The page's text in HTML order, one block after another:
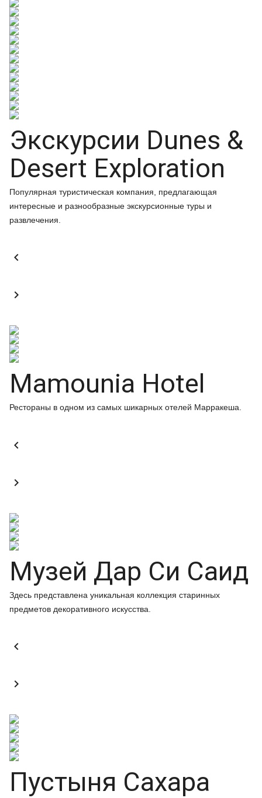
Экскурсии Dunes &
Desert Exploration
Популярная туристическая компания, предлагающая
интересные и разнообразные экскурсионные туры и
развлечения.


Mamounia Hotel
Рестораны в одном из самых шикарных отелей Марракеша.


Музей Дар Си Саид
Здесь представлена уникальная коллекция старинных
предметов декоративного искусства.


Пустыня Сахара